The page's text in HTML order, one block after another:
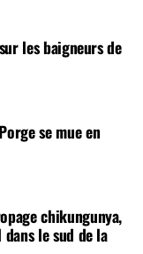
les baigneurs de
se mue en
chikungunya,
le sud de la